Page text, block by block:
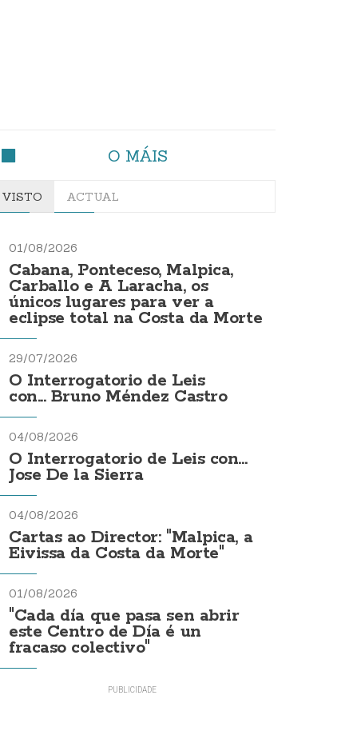
O MÁIS
VISTO ACTUAL
01/08/2026
Cabana, Ponteceso, Malpica,
Carballo e A Laracha, os
únicos lugares para ver a
eclipse total na Costa da Morte
29/07/2026
O Interrogatorio de Leis
con... Bruno Méndez Castro
04/08/2026
O Interrogatorio de Leis con...
Jose De la Sierra
04/08/2026
Cartas ao Director: "Malpica, a
Eivissa da Costa da Morte"
01/08/2026
"Cada día que pasa sen abrir
este Centro de Día é un
fracaso colectivo"